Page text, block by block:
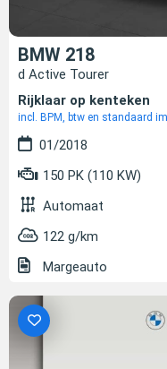
BMW 218
d Active Tourer
Rijklaar op kenteken
incl. BPM, btw en standaard
01/2018
150 PK (110 KW)
Automaat
122 g/km
Margeauto